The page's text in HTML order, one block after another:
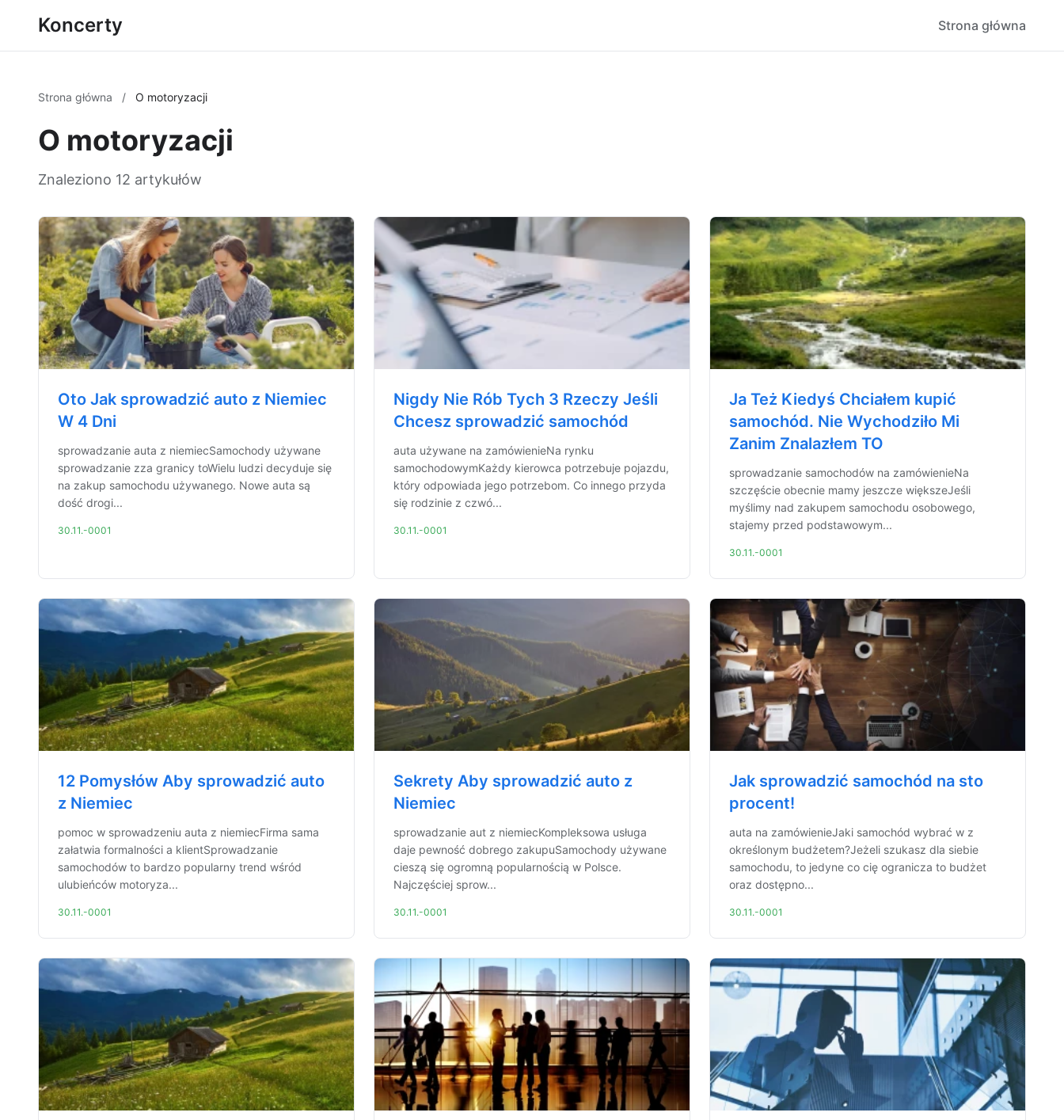
Koncerty Strona główna
Strona główna / O motoryzacji
O motoryzacji
Znaleziono 12 artykułów
Oto Jak sprowadzić auto z Niemiec
W 4 Dni
sprowadzanie auta z niemiecSamochody używane
sprowadzanie zza granicy toWielu ludzi decyduje się
na zakup samochodu używanego. Nowe auta są
dość drogi...
30.11.-0001
Nigdy Nie Rób Tych 3 Rzeczy Jeśli
Chcesz sprowadzić samochód
auta używane na zamówienieNa rynku
samochodowymKażdy kierowca potrzebuje pojazdu,
który odpowiada jego potrzebom. Co innego przyda
się rodzinie z czwó...
30.11.-0001
Ja Też Kiedyś Chciałem kupić
samochód. Nie Wychodziło Mi
Zanim Znalazłem TO
sprowadzanie samochodów na zamówienieNa
szczęście obecnie mamy jeszcze większeJeśli
myślimy nad zakupem samochodu osobowego,
stajemy przed podstawowym...
30.11.-0001
12 Pomysłów Aby sprowadzić auto
z Niemiec
pomoc w sprowadzeniu auta z niemiecFirma sama
załatwia formalności a klientSprowadzanie
samochodów to bardzo popularny trend wśród
ulubieńców motoryza...
30.11.-0001
Sekrety Aby sprowadzić auto z
Niemiec
sprowadzanie aut z niemiecKompleksowa usługa
daje pewność dobrego zakupuSamochody używane
cieszą się ogromną popularnością w Polsce.
Najczęściej sprow...
30.11.-0001
Jak sprowadzić samochód na sto
procent!
auta na zamówienieJaki samochód wybrać w z
określonym budżetem?Jeżeli szukasz dla siebie
samochodu, to jedyne co cię ogranicza to budżet
oraz dostępno...
30.11.-0001